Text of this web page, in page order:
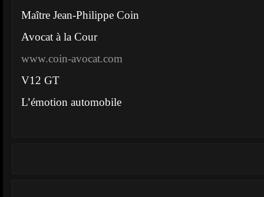
Maître Jean-Philippe Coin
Avocat à la Cour
www.coin-avocat.com
V12 GT
L’émotion automobile